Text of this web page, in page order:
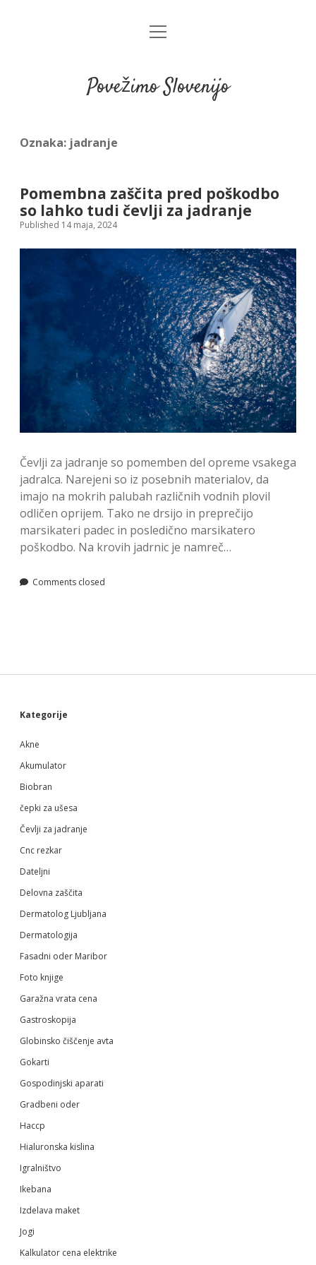
open
Povežimo Slovenijo
Oznaka: jadranje
Pomembna zaščita pred poškodbo
so lahko tudi čevlji za jadranje
Published 14 maja, 2024
Čevlji za jadranje so pomemben del opreme vsakega
jadralca. Narejeni so iz posebnih materialov, da
imajo na mokrih palubah različnih vodnih plovil
odličen oprijem. Tako ne drsijo in preprečijo
marsikateri padec in posledično marsikatero
poškodbo. Na krovih jadrnic je namreč…
Comments closed
Sidebar
Kategorije
Akne
Akumulator
Biobran
čepki za ušesa
Čevlji za jadranje
Cnc rezkar
Dateljni
Delovna zaščita
Dermatolog Ljubljana
Dermatologija
Fasadni oder Maribor
Foto knjige
Garažna vrata cena
Gastroskopija
Globinsko čiščenje avta
Gokarti
Gospodinjski aparati
Gradbeni oder
Haccp
Hialuronska kislina
Igralništvo
Ikebana
Izdelava maket
Jogi
Kalkulator cena elektrike